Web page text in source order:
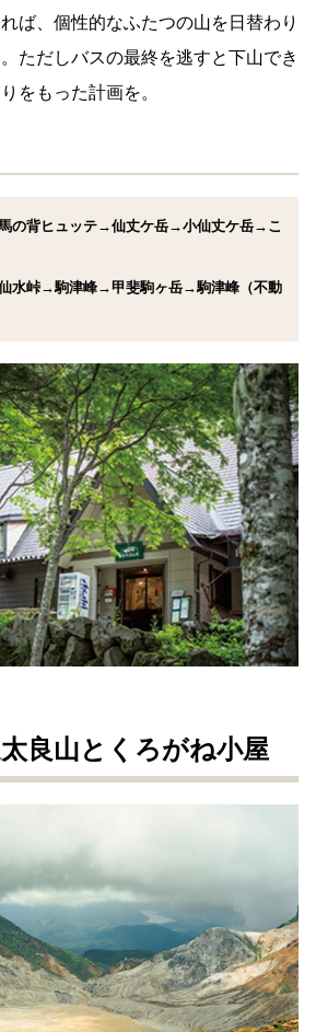
ば、個性的なふたつの山を日替わり
ただしバスの最終を逃すと下山でき
をもった計画を。
の背ヒュッテ→仙丈ケ岳→小仙丈ケ岳→こ
水峠→駒津峰→甲斐駒ヶ岳→駒津峰（不動
太良山とくろがね小屋